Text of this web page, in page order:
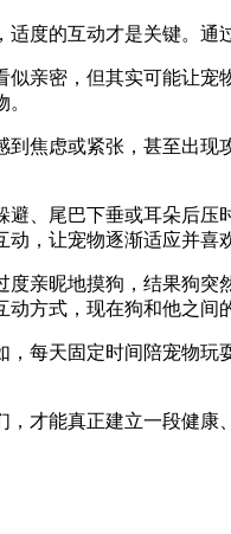
度的互动才是关键。
亲密，但其实可能让
焦虑或紧张，甚至出
、尾巴下垂或耳朵后
，让宠物逐渐适应并喜
亲昵地摸狗，结果狗
方式，现在狗和他之间
每天固定时间陪宠物
才能真正建立一段健康